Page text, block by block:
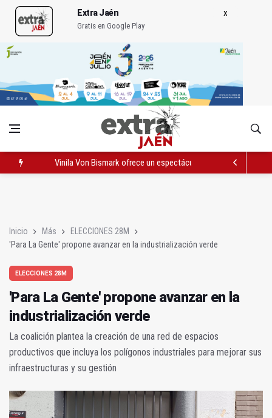
Extra Jaén
Gratis en Google Play
Vinila Von Bismark ofrece un espectáculo "rompedor" en el
Inicio Más
ELECCIONES 28M
'Para La Gente' propone avanzar en la industrialización verde
ELECCIONES 28M
'Para La Gente' propone avanzar en la
industrialización verde
La coalición plantea la creación de una red de espacios
productivos que incluya los polígonos industriales para mejorar sus
infraestructuras y su gestión